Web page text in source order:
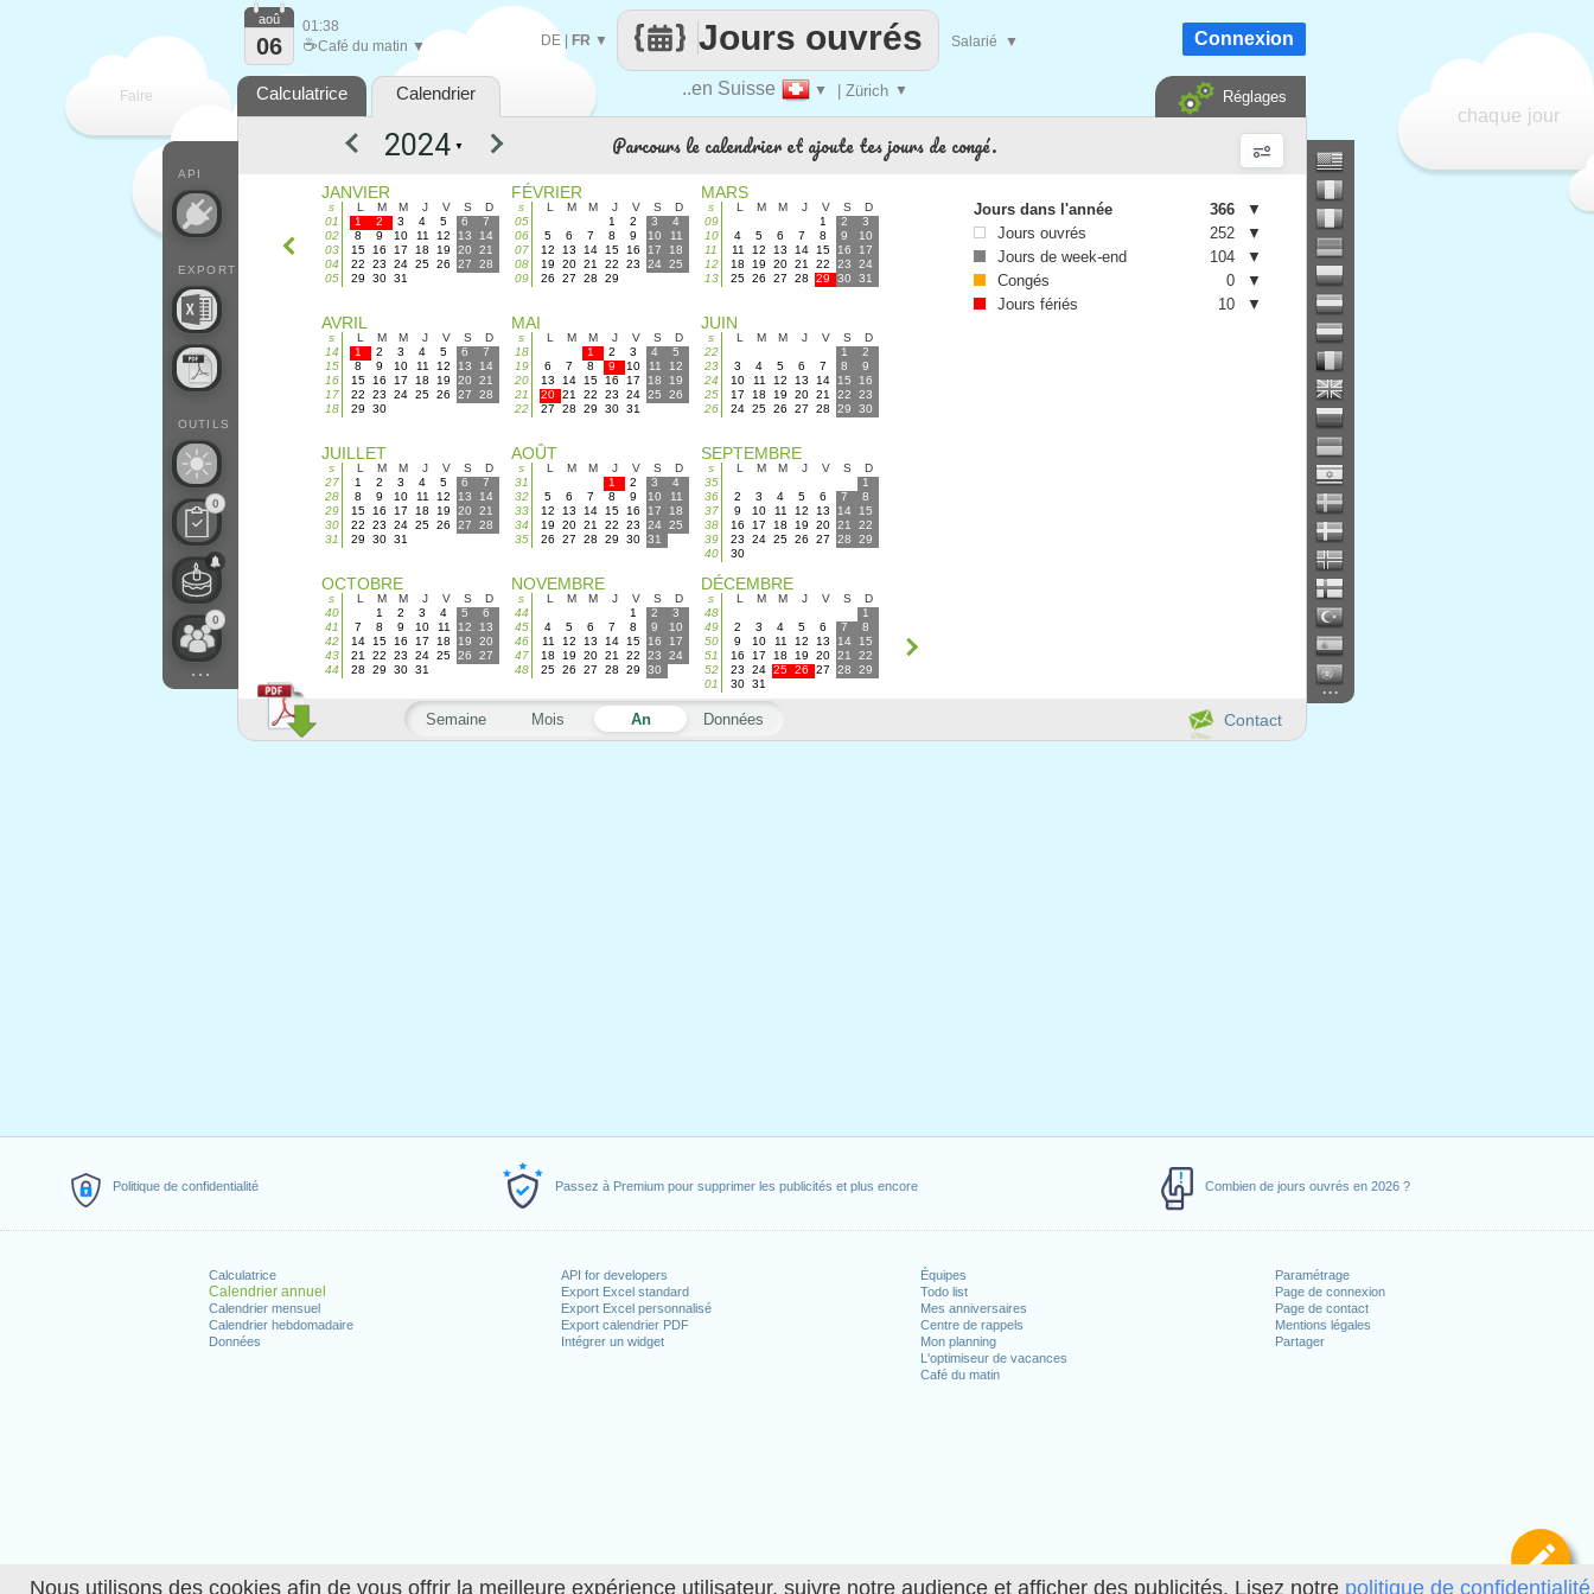
Nous utilisons des cookies afin de vous offrir la meilleure expérience utilisateur, suivre notre audience et afficher des publicités. Lisez notre politique de
Politique de confidentialité Passez à Premium pour supprimer les publicités et plus encore Combien de jours ouvrés en 2026 ?
Calculatrice
Calendrier annuel
Calendrier mensuel
Calendrier hebdomadaire
Données
API for developers
Export Excel standard
Export Excel personnalisé
Export calendrier PDF
Intégrer un widget
Équipes
Todo list
Mes anniversaires
Centre de rappels
Mon planning
L'optimiseur de vacances
Café du matin
Paramétrage
Page de connexion
Page de contact
Mentions légales
Partager
Faire
chaque jour
..en Suisse ▼ | Zürich ▼
Jours ouvrés
DE| FR ▼ Salarié ▼
API
EXPORT
OUTILS
0
0
...
aoû
06
01:38
☕Café du matin ▼ Connexion
Calculatrice Calendrier Réglages
...
Contact
▼ Parcours le calendrier et ajoute tes jours de congé.
JANVIER
s L M M J V S
D
01
1 2 3 4 5 6
7
02
8 9 10 11 12 13
14
03
15 16 17 18 19 20
21
04
22 23 24 25 26 27
28
05
29 30 31
FÉVRIER
s L M M J V S
D
05
1 2 3
4
06
5 6 7 8 9 10
11
07
12 13 14 15 16 17
18
08
19 20 21 22 23 24
25
09
26 27 28 29
MARS
s L M M J V S
D
09
1 2
3
10
4 5 6 7 8 9
10
11
11 12 13 14 15 16
17
12
18 19 20 21 22 23
24
13
25 26 27 28 29 30 31
AVRIL
s L M M J V S
D
14
1 2 3 4 5 6
7
15
8 9 10 11 12 13
14
16
15 16 17 18 19 20
21
17
22 23 24 25 26 27
28
18
29 30
MAI
s L M M J V S
D
18
1 2 3 4
5
19
6 7 8 9 10 11
12
20
13 14 15 16 17 18
19
21
20 21 22 23 24 25
26
22
27 28 29 30 31
JUIN
s L M M J V S
D
22
1
2
23
3 4 5 6 7 8
9
24
10 11 12 13 14 15
16
25
17 18 19 20 21 22
23
26
24 25 26 27 28 29 30
JUILLET
s L M M J V S
D
27
1 2 3 4 5 6
7
28
8 9 10 11 12 13
14
29
15 16 17 18 19 20
21
30
22 23 24 25 26 27
28
31
29 30 31
AOÛT
s L M M J V S
D
31
1 2 3
4
32
5 6 7 8 9 10
11
33
12 13 14 15 16 17
18
34
19 20 21 22 23 24
25
35
26 27 28 29 30 31
SEPTEMBRE
s L M M J V S
D
35
1
36
2 3 4 5 6 7
8
37
9 10 11 12 13 14
15
38
16 17 18 19 20 21
22
39
23 24 25 26 27 28
29
40
30
OCTOBRE
s L M M J V S
D
40
1 2 3 4 5
6
41
7 8 9 10 11 12
13
42
14 15 16 17 18 19
20
43
21 22 23 24 25 26
27
44
28 29 30 31
NOVEMBRE
s L M M J V S
D
44
1 2
3
45
4 5 6 7 8 9
10
46
11 12 13 14 15 16
17
47
18 19 20 21 22 23
24
48
25 26 27 28 29 30
DÉCEMBRE
s L M M J V S
D
48
1
49
2 3 4 5 6 7
8
50
9 10 11 12 13 14
15
51
16 17 18 19 20 21
22
52
23 24 25 26 27 28
29
01
30 31
Semaine Mois An Données
Jours dans l'année 366
▼
Jours ouvrés
252
▼
Jours de week-end
104
▼
Congés
0
▼
Jours fériés
10 ▼